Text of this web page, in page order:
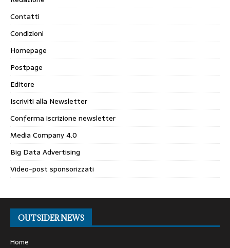
Contatti
Condizioni
Homepage
Postpage
Editore
Iscriviti alla Newsletter
Conferma iscrizione newsletter
Media Company 4.0
Big Data Advertising
Video-post sponsorizzati
OUTSIDER NEWS
Home